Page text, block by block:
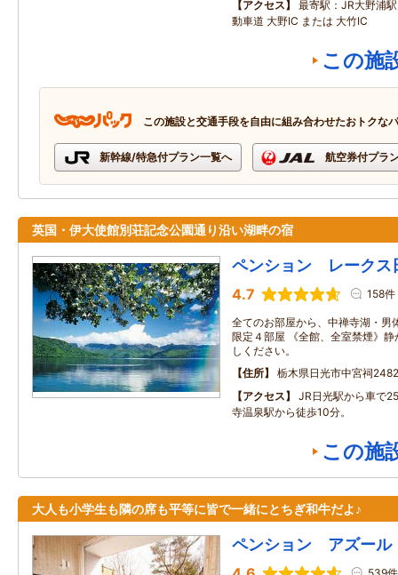
アクセス
最寄駅：JR大野浦
動車道 大野IC または 大竹IC
この施
この施設と交通手段を自由に組み合わせたおトクな
新幹線/特急付プラン一覧へ 航空券付プラ
英国・伊大使館別荘記念公園通り沿い湖畔の宿
ペンション レークス
4.7 158件
全てのお部屋から、中禅寺湖・男
限定４部屋 《全館、全室禁煙》
しください。
住所
栃木県日光市中宮祠
アクセス
JR日光駅から車で
寺温泉駅から徒歩10分。
この施
大人も小学生も隣の席も平等に皆で一緒にとちぎ和牛だよ♪
ペンション アズール